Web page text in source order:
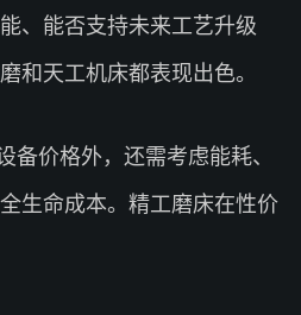
、能否支持未来工艺升级
和天工机床都表现出色。
备价格外，还需考虑能耗、
生命成本。精工磨床在性价